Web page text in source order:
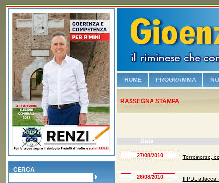
CERCA
HOME PROGRAMMA
Viabilità e vivibilità!
Sosteniamo i
RASSEGNA STAMPA
Data
27/08/2010 Terremerse,
26/08/2010 Il PDL